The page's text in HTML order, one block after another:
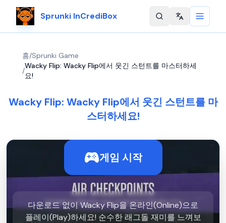
Sprunki InCrediBox Change
홈/Sprunki Game
/
Wacky Flip: Wacky Flip에서 웃긴 스턴트를 마스터하세
요!
Wacky Flip: Wacky Flip에서 웃긴 스턴트를 마
스터하세요!
게임 시작
다운로드 없이 Wacky Flip을 온라인(Online)으로
플레이(Play)하세요! 순수한 래그돌 재미를 느껴보